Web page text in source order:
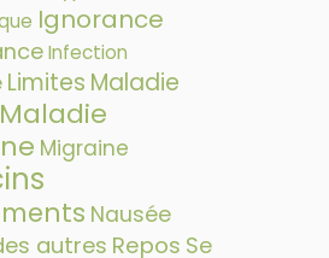
Ignorance
Infection
Limites Maladie
Maladie
Migraine
Nausée
autres Repos Se